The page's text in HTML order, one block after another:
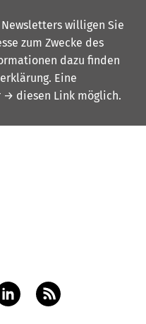
willigen Sie
zum Zwecke des
dazu finden
. Eine
→ diesen Link möglich.